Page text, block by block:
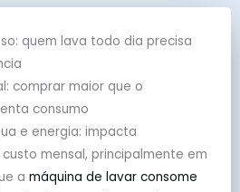
quem lava todo dia precisa
comprar maior que o
consumo
e energia: impacta
mensal, principalmente em
a máquina de lavar consome